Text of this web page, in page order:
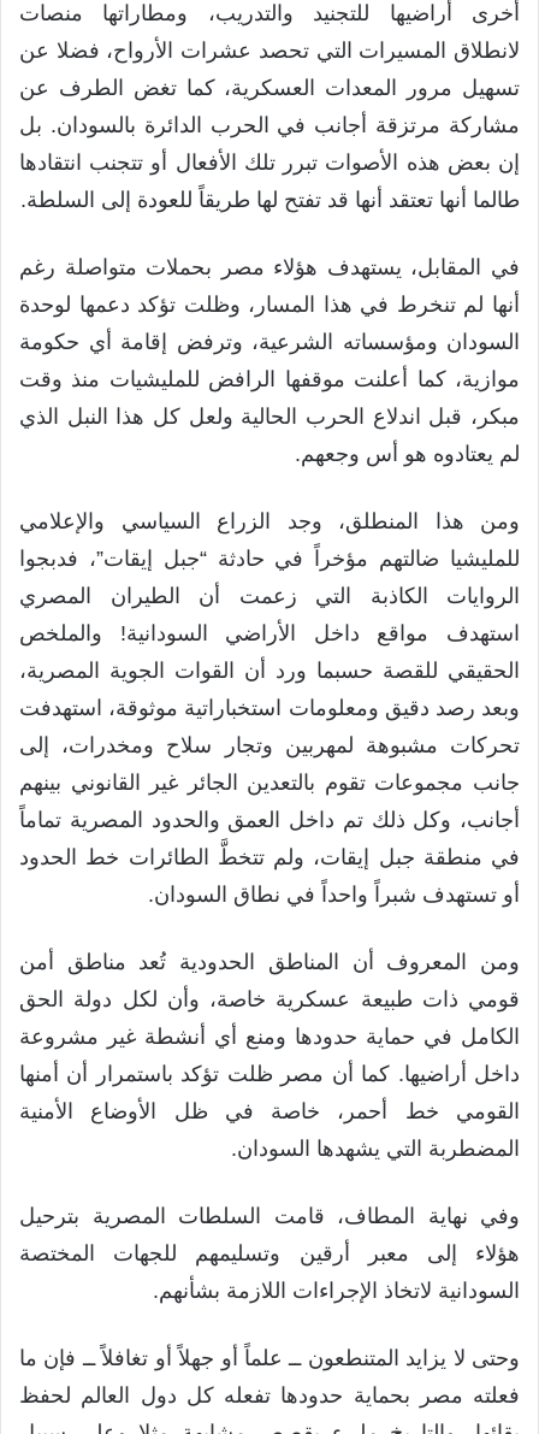
أخرى أراضيها للتجنيد والتدريب، ومطاراتها منصات
لانطلاق المسيرات التي تحصد عشرات الأرواح، فضلا عن
تسهيل مرور المعدات العسكرية، كما تغض الطرف عن
مشاركة مرتزقة أجانب في الحرب الدائرة بالسودان. بل
إن بعض هذه الأصوات تبرر تلك الأفعال أو تتجنب انتقادها
طالما أنها تعتقد أنها قد تفتح لها طريقاً للعودة إلى السلطة.
في المقابل، يستهدف هؤلاء مصر بحملات متواصلة رغم
أنها لم تنخرط في هذا المسار، وظلت تؤكد دعمها لوحدة
السودان ومؤسساته الشرعية، وترفض إقامة أي حكومة
موازية، كما أعلنت موقفها الرافض للمليشيات منذ وقت
مبكر، قبل اندلاع الحرب الحالية ولعل كل هذا النبل الذي
لم يعتادوه هو أس وجعهم.
ومن هذا المنطلق، وجد الزراع السياسي والإعلامي
للمليشيا ضالتهم مؤخراً في حادثة “جبل إيقات”، فدبجوا
الروايات الكاذبة التي زعمت أن الطيران المصري
استهدف مواقع داخل الأراضي السودانية! والملخص
الحقيقي للقصة حسبما ورد أن القوات الجوية المصرية،
وبعد رصد دقيق ومعلومات استخباراتية موثوقة، استهدفت
تحركات مشبوهة لمهربين وتجار سلاح ومخدرات، إلى
جانب مجموعات تقوم بالتعدين الجائر غير القانوني بينهم
أجانب، وكل ذلك تم داخل العمق والحدود المصرية تماماً
في منطقة جبل إيقات، ولم تتخطَّ الطائرات خط الحدود
أو تستهدف شبراً واحداً في نطاق السودان.
ومن المعروف أن المناطق الحدودية تُعد مناطق أمن
قومي ذات طبيعة عسكرية خاصة، وأن لكل دولة الحق
الكامل في حماية حدودها ومنع أي أنشطة غير مشروعة
داخل أراضيها. كما أن مصر ظلت تؤكد باستمرار أن أمنها
القومي خط أحمر، خاصة في ظل الأوضاع الأمنية
المضطربة التي يشهدها السودان.
وفي نهاية المطاف، قامت السلطات المصرية بترحيل
هؤلاء إلى معبر أرقين وتسليمهم للجهات المختصة
السودانية لاتخاذ الإجراءات اللازمة بشأنهم.
​وحتى لا يزايد المتنطعون ــ علماً أو جهلاً أو تغافلاً ــ فإن ما
فعلته مصر بحماية حدودها تفعله كل دول العالم لحفظ